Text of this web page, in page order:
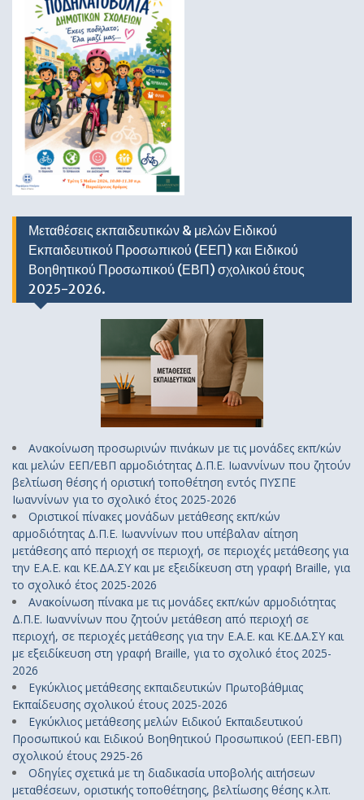
Μεταθέσεις εκπαιδευτικών & μελών Ειδικού
Εκπαιδευτικού Προσωπικού (ΕΕΠ) και Ειδικού
Βοηθητικού Προσωπικού (ΕΒΠ) σχολικού έτους
2025-2026.
Ανακοίνωση προσωρινών πινάκων με τις μονάδες εκπ/κών
και μελών ΕΕΠ/ΕΒΠ αρμοδιότητας Δ.Π.Ε. Ιωαννίνων που ζητούν
βελτίωση θέσης ή οριστική τοποθέτηση εντός ΠΥΣΠΕ
Ιωαννίνων για το σχολικό έτος 2025-2026
Οριστικοί πίνακες μονάδων μετάθεσης εκπ/κών
αρμοδιότητας Δ.Π.Ε. Ιωαννίνων που υπέβαλαν αίτηση
μετάθεσης από περιοχή σε περιοχή, σε περιοχές μετάθεσης για
την Ε.Α.Ε. και ΚΕ.ΔΑ.ΣΥ και με εξειδίκευση στη γραφή Braille, για
το σχολικό έτος 2025-2026
Ανακοίνωση πίνακα με τις μονάδες εκπ/κών αρμοδιότητας
Δ.Π.Ε. Ιωαννίνων που ζητούν μετάθεση από περιοχή σε
περιοχή, σε περιοχές μετάθεσης για την Ε.Α.Ε. και ΚΕ.ΔΑ.ΣΥ και
με εξειδίκευση στη γραφή Braille, για το σχολικό έτος 2025-
2026
Εγκύκλιος μετάθεσης εκπαιδευτικών Πρωτοβάθμιας
Εκπαίδευσης σχολικού έτους 2025-2026
Εγκύκλιος μετάθεσης μελών Ειδικού Εκπαιδευτικού
Προσωπικού και Ειδικού Βοηθητικού Προσωπικού (ΕΕΠ-ΕΒΠ)
σχολικού έτους 2925-26
Οδηγίες σχετικά με τη διαδικασία υποβολής αιτήσεων
μεταθέσεων, οριστικής τοποθέτησης, βελτίωσης θέσης κ.λπ.